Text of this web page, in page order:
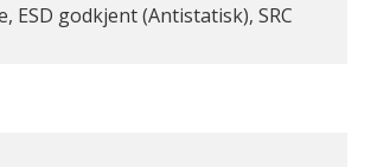
ESD godkjent (Antistatisk), SRC